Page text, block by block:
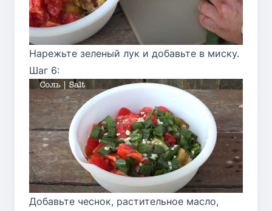
Нарежьте зеленый лук и добавьте в миску.
Шаг 6:
Добавьте чеснок, растительное масло,